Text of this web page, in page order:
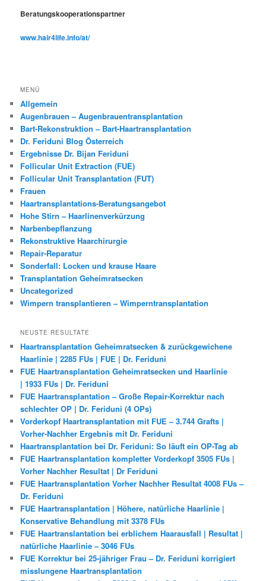
Beratungskooperationspartner
www.hair4life.info/at/
MENÜ
Allgemein
Augenbrauen – Augenbrauentransplantation
Bart-Rekonstruktion – Bart-Haartransplantation
Dr. Feriduni Blog Österreich
Ergebnisse Dr. Bijan Feriduni
Follicular Unit Extraction (FUE)
Follicular Unit Transplantation (FUT)
Frauen
Haartransplantations-Beratungsangebot
Hohe Stirn – Haarlinenverkürzung
Narbenbepflanzung
Rekonstruktive Haarchirurgie
Repair-Reparatur
Sonderfall: Locken und krause Haare
Transplantation Geheimratsecken
Uncategorized
Wimpern transplantieren – Wimperntransplantation
NEUSTE RESULTATE
Haartransplantation Geheimratsecken & zurückgewichene
Haarlinie | 2285 FUs | FUE | Dr. Feriduni
FUE Haartransplantation Geheimratsecken und Haarlinie
| 1933 FUs | Dr. Feriduni
FUE Haartransplantation – Große Repair-Korrektur nach
schlechter OP | Dr. Feriduni (4 OPs)
Vorderkopf Haartransplantation mit FUE – 3.744 Grafts |
Vorher-Nachher Ergebnis mit Dr. Feriduni
Haartransplantation bei Dr. Feriduni: So läuft ein OP-Tag ab
FUE Haartransplantation kompletter Vorderkopf 3505 FUs |
Vorher Nachher Resultat | Dr Feriduni
FUE Haartransplantation Vorher Nachher Resultat 4008 FUs –
Dr. Feriduni
FUE Haartransplantation | Höhere, natürliche Haarlinie |
Konservative Behandlung mit 3378 FUs
FUE Haartranslantation bei erblichem Haarausfall | Resultat |
natürliche Haarlinie – 3046 FUs
FUE Korrektur bei 25-jähriger Frau – Dr. Feriduni korrigiert
misslungene Haartransplantation